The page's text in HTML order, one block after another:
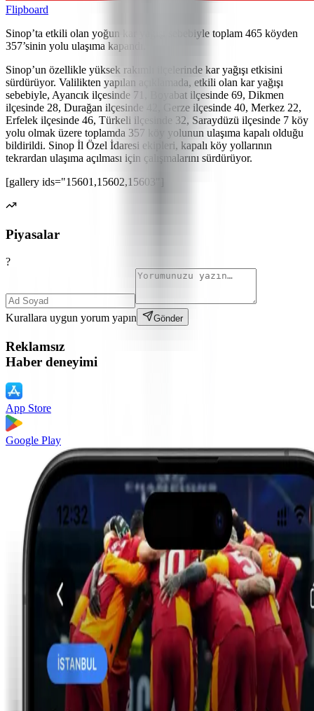
Flipboard
Sinop’ta etkili olan yoğun kar yağışı sebebiyle toplam 465 köyden
357’sinin yolu ulaşıma kapandı.
Sinop’un özellikle yüksek rakımlı ilçelerinde kar yağışı etkisini
sürdürüyor. Valilikten yapılan açıklamada, etkili olan kar yağışı
sebebiyle, Ayancık ilçesinde 71, Boyabat ilçesinde 69, Dikmen
ilçesinde 28, Durağan ilçesinde 42, Gerze ilçesinde 40, Merkez 22,
Erfelek ilçesinde 46, Türkeli ilçesinde 32, Saraydüzü ilçesinde 7 köy
yolu olmak üzere toplamda 357 köy yolunun ulaşıma kapalı olduğu
bildirildi. Sinop İl Özel İdaresi ekipleri, kapalı köy yollarının
tekrardan ulaşıma açılması için çalışmalarını sürdürüyor.
[gallery ids="15601,15602,15603"]
Piyasalar
?
Kurallara uygun yorum yapın Gönder
Reklamsız
Haber deneyimi
App Store
Google Play